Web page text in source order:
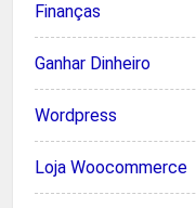
Finanças
Ganhar Dinheiro
Wordpress
Loja Woocommerce